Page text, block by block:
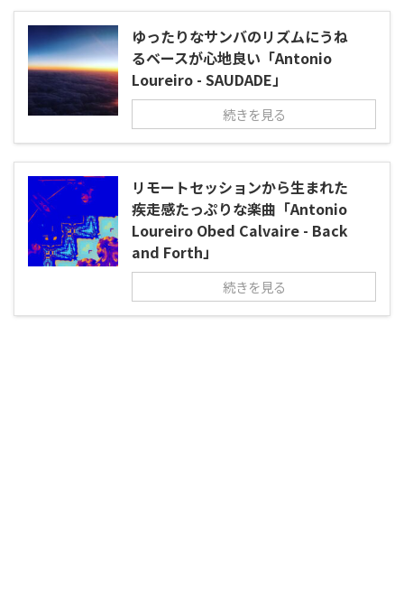
ゆったりなサンバのリズムにうね
るベースが心地良い「Antonio
Loureiro - SAUDADE」
続きを見る
リモートセッションから生まれた
疾走感たっぷりな楽曲「Antonio
Loureiro Obed Calvaire - Back
and Forth」
続きを見る